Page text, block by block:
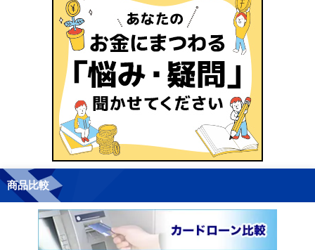
商品比較